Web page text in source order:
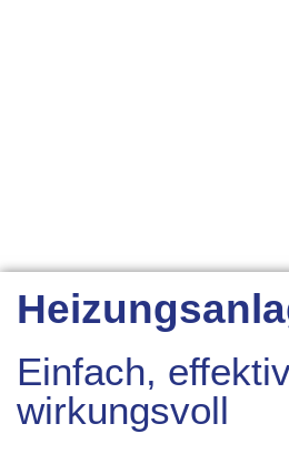
Einfach,
wirkungsvoll